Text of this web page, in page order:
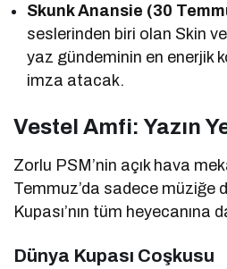
Skunk Anansie (30
seslerinden biri olan Skin
yaz gündeminin en enerjik
imza atacak.
Vestel Amfi: Yazın
Zorlu PSM’nin açık hava
Temmuz’da sadece müziğe
Kupası’nın tüm heyecanına
Dünya Kupası Coşkusu